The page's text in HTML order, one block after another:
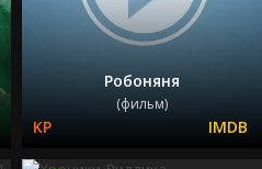
Робоняня
(фильм)